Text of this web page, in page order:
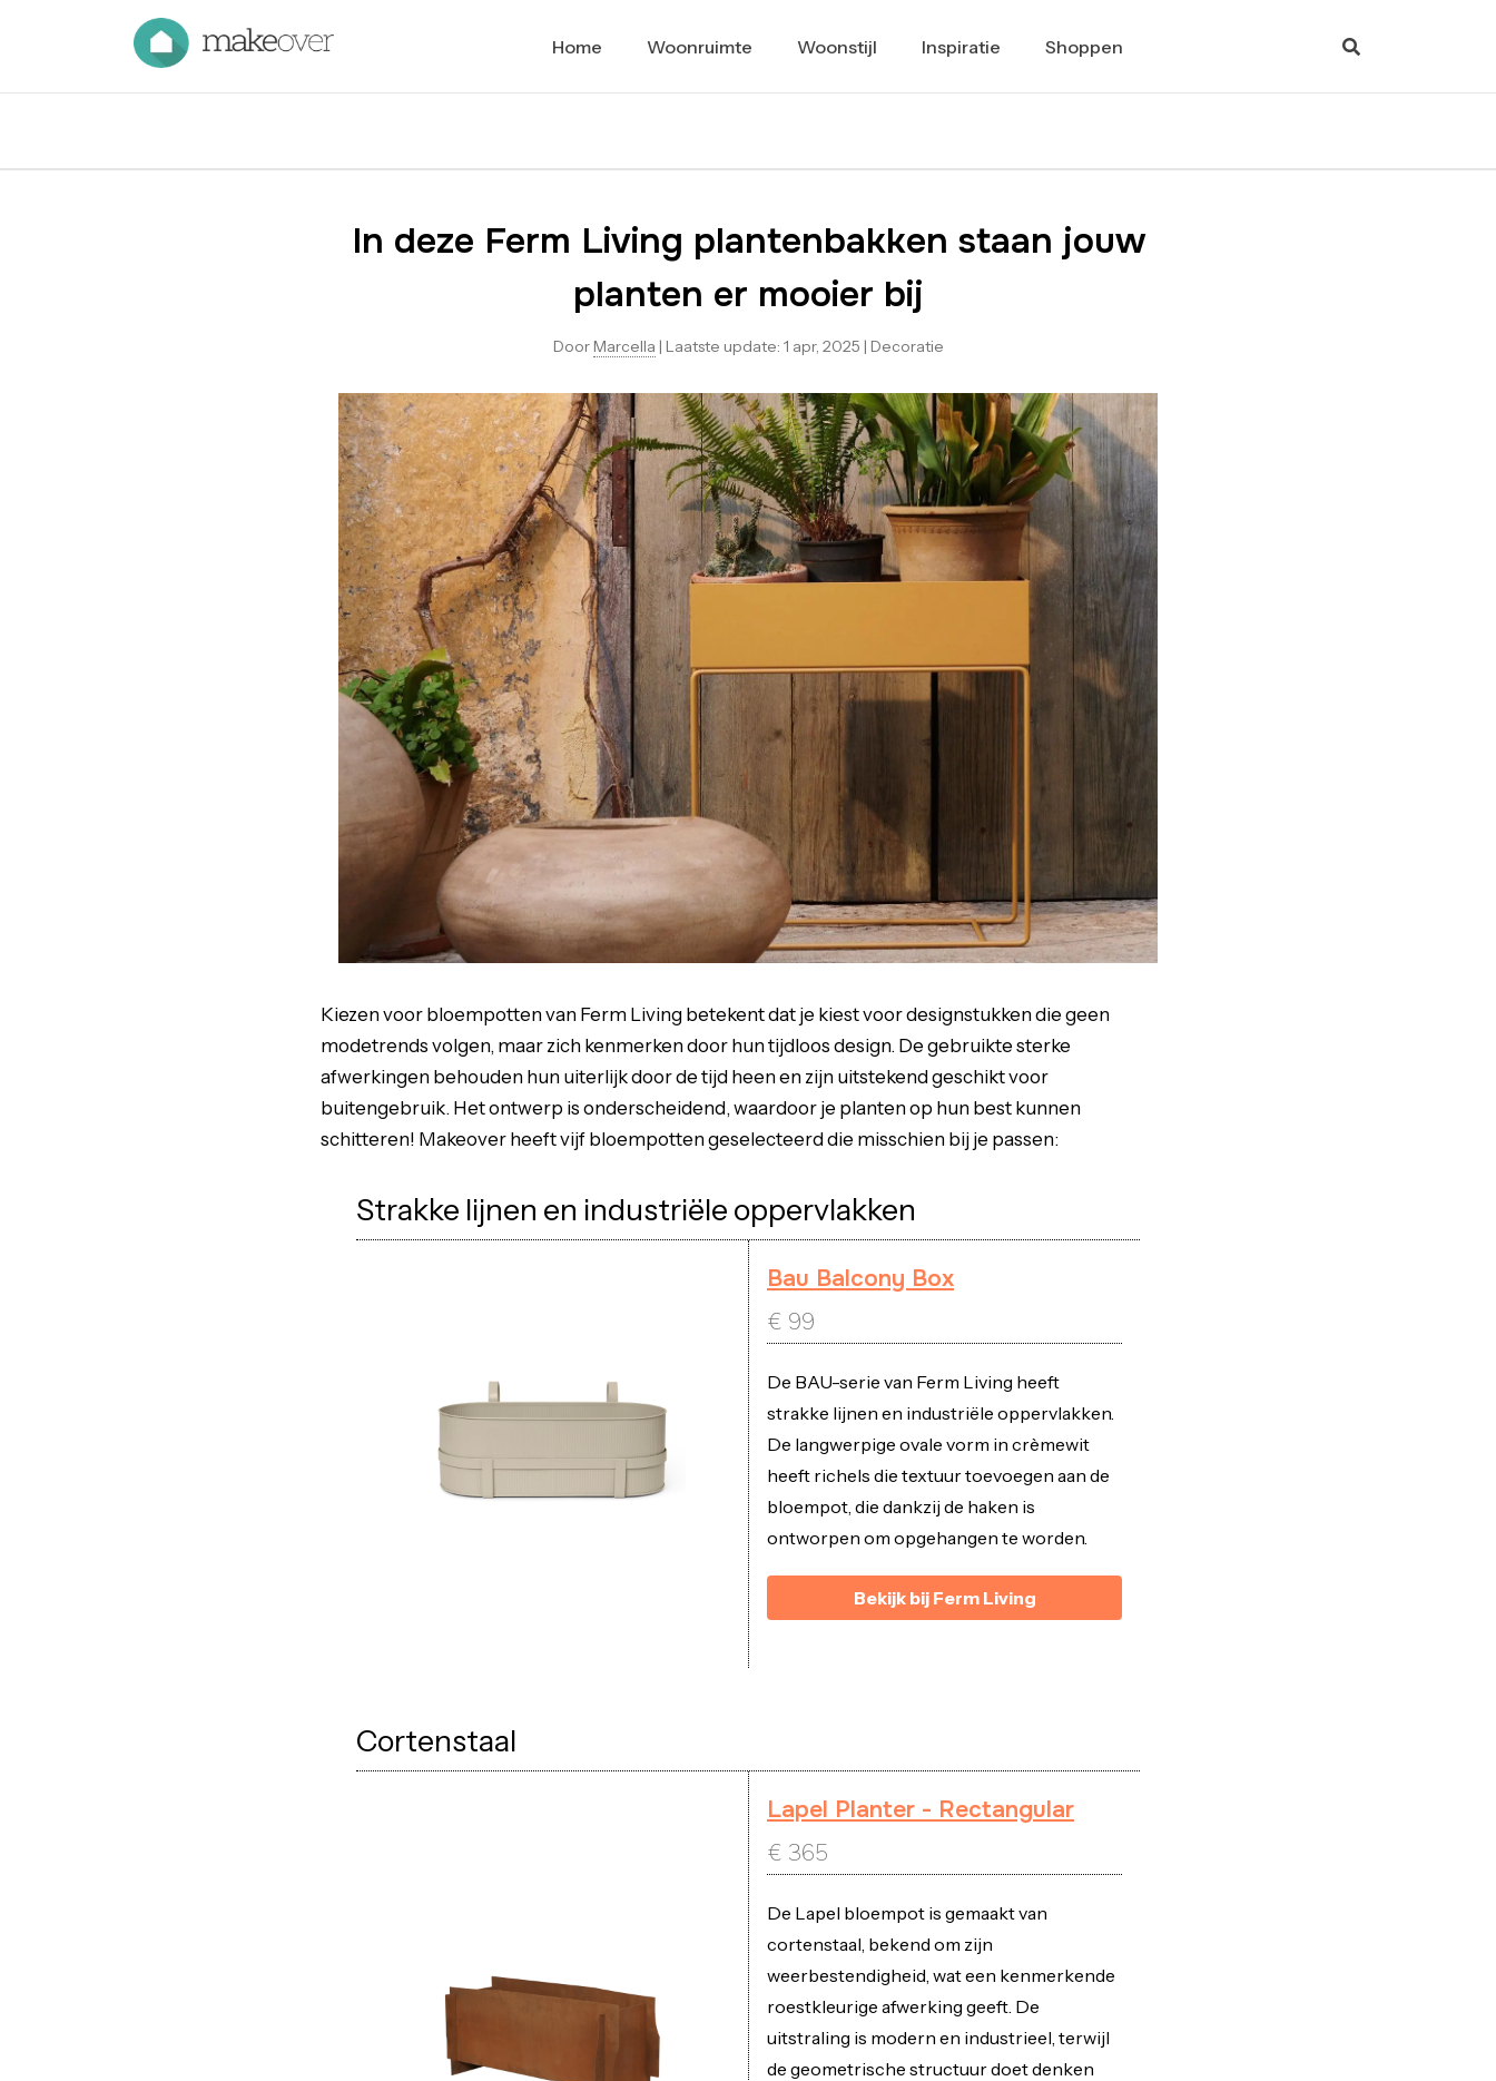
Home Woonruimte Woonstijl Inspiratie Shoppen
In deze Ferm Living plantenbakken staan jouw
planten er mooier bij
Door Marcella | Laatste update: 1 apr, 2025 | Decoratie
Kiezen voor bloempotten van Ferm Living betekent dat je kiest voor designstukken die geen
modetrends volgen, maar zich kenmerken door hun tijdloos design. De gebruikte sterke
afwerkingen behouden hun uiterlijk door de tijd heen en zijn uitstekend geschikt voor
buitengebruik. Het ontwerp is onderscheidend, waardoor je planten op hun best kunnen
schitteren! Makeover heeft vijf bloempotten geselecteerd die misschien bij je passen:
Strakke lijnen en industriële oppervlakken
Bau Balcony Box
€ 99
De BAU-serie van Ferm Living heeft
strakke lijnen en industriële oppervlakken.
De langwerpige ovale vorm in crèmewit
heeft richels die textuur toevoegen aan de
bloempot, die dankzij de haken is
ontworpen om opgehangen te worden.
Bekijk bij Ferm Living
Cortenstaal
Lapel Planter - Rectangular
€ 365
De Lapel bloempot is gemaakt van
cortenstaal, bekend om zijn
weerbestendigheid, wat een kenmerkende
roestkleurige afwerking geeft. De
uitstraling is modern en industrieel, terwijl
de geometrische structuur doet denken